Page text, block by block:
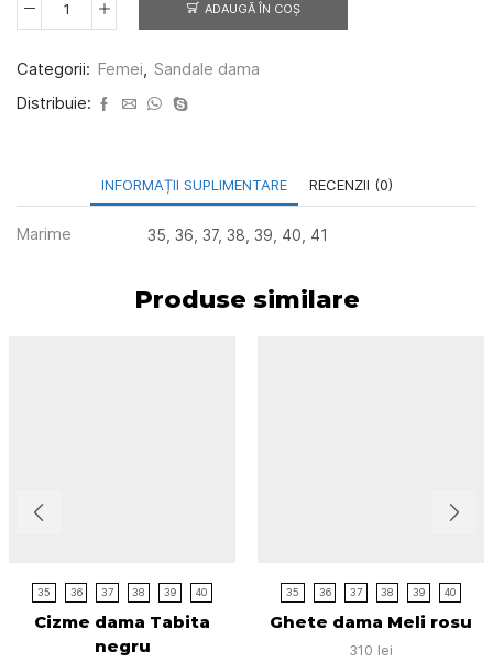
Cantitate
4773
olive
ADAUGĂ ÎN COȘ
Categorii: Femei, Sandale dama
Distribuie:
INFORMAȚII SUPLIMENTARE RECENZII (0)
Marime 35, 36, 37, 38, 39, 40, 41
Produse similare
35 36 37 38 39 40
Cizme dama Tabita
negru
35 36 37 38 39 40
Ghete dama Meli rosu
310 lei